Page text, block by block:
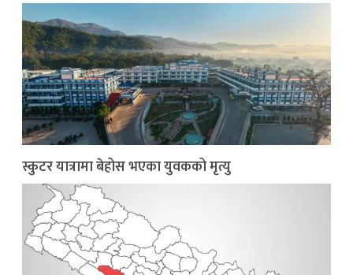
स्कुटर यात्रामा बेहोस भएका युवकको मृत्यु